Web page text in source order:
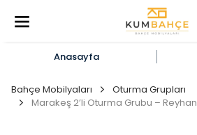
Anasayfa
Bahçe Mobilyaları
Oturma Grupları
Marakeş 2’li Oturma Grubu – Reyhan